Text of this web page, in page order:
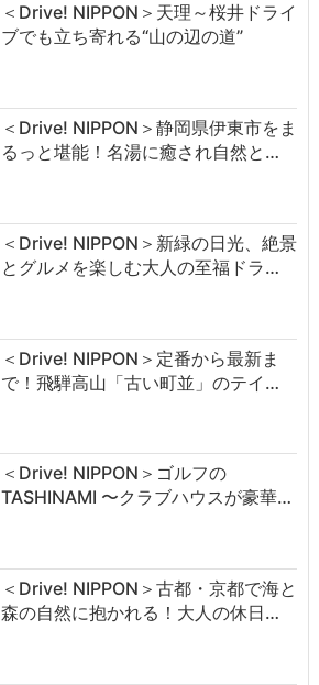
＜Drive! NIPPON＞天理～桜井ドライ
ブでも立ち寄れる“山の辺の道”
＜Drive! NIPPON＞静岡県伊東市をま
るっと堪能！名湯に癒され自然と…
＜Drive! NIPPON＞新緑の日光、絶景
とグルメを楽しむ大人の至福ドラ…
＜Drive! NIPPON＞定番から最新ま
で！飛騨高山「古い町並」のテイ…
＜Drive! NIPPON＞ゴルフの
TASHINAMI 〜クラブハウスが豪華…
＜Drive! NIPPON＞古都・京都で海と
森の自然に抱かれる！大人の休日…